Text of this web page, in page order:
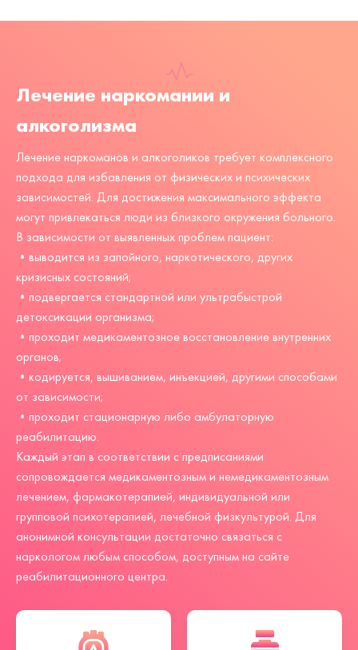
Лечение наркомании и
алкоголизма
Лечение наркоманов и алкоголиков требует комплексного
подхода для избавления от физических и психических
зависимостей. Для достижения максимального эффекта
могут привлекаться люди из близкого окружения больного.
В зависимости от выявленных проблем пациент:
•выводится из запойного, наркотического, других
кризисных состояний;
•подвергается стандартной или ультрабыстрой
детоксикации организма;
•проходит медикаментозное восстановление внутренних
органов;
•кодируется, вышиванием, инъекцией, другими способами
от зависимости;
•проходит стационарную либо амбулаторную
реабилитацию.
Каждый этап в соответствии с предписаниями
сопровождается медикаментозным и немедикаментозным
лечением, фармакотерапией, индивидуальной или
групповой психотерапией, лечебной физкультурой. Для
анонимной консультации достаточно связаться с
наркологом любым способом, доступным на сайте
реабилитационного центра.